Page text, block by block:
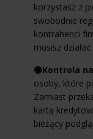
korzystasz z
swobodnie
kontrahenci
musisz
🟢Kontrola
osoby, które
Zamiast
kartą
bieżący